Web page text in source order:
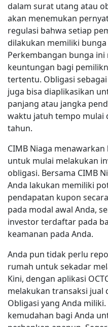
dalam surat utang atau
akan menemukan
regulasi bahwa setiap
dilakukan memiliki
Perkembangan bunga
keuntungan bagi
tertentu. Obligasi
juga bisa diaplikasikan
panjang atau jangka
waktu jatuh tempo mulai
tahun.
CIMB Niaga
untuk mulai melakukan
obligasi. Bersama CIMB
Anda lakukan memiliki
pendapatan kupon
pada modal awal Anda,
investor terdaftar pada
keamanan pada Anda.
Anda pun tidak perlu
rumah untuk sekadar
Kini, dengan aplikasi
melakukan transaksi jual
Obligasi yang Anda
kemudahan bagi Anda